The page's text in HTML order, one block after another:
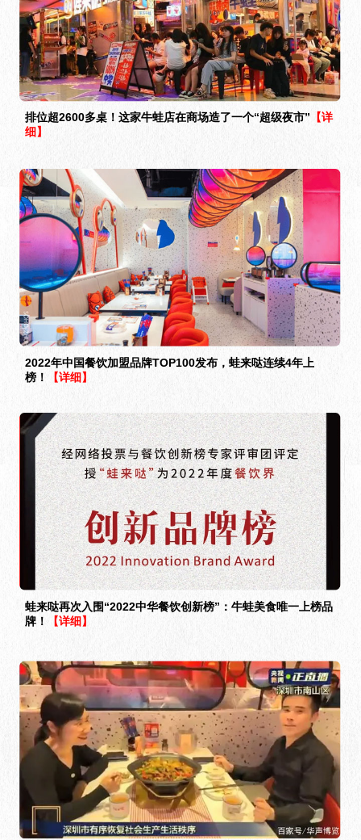
排位超2600多桌！这家牛蛙店在商场造了一个“超级夜市” 【详
细】
2022年中国餐饮加盟品牌TOP100发布，蛙来哒连续4年上
榜！
【详细】
蛙来哒再次入围“2022中华餐饮创新榜”：牛蛙美食唯一上榜品
牌！
【详细】